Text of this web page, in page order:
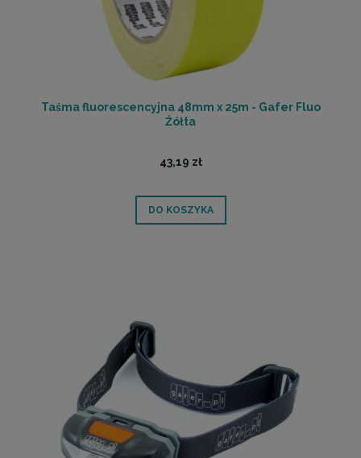
Taśma fluorescencyjna 48mm x 25m - Gafer Fluo
Żółta
43,19 zł
DO KOSZYKA